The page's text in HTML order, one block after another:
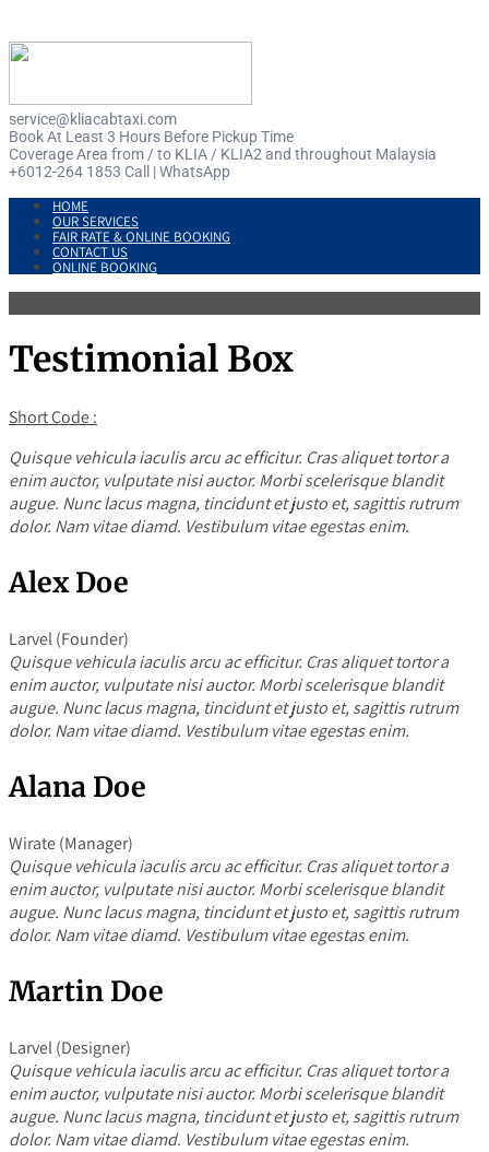
service@kliacabtaxi.com
Book At Least 3 Hours Before Pickup Time
Coverage Area from / to KLIA / KLIA2 and throughout Malaysia
+6012-264 1853 Call | WhatsApp
HOME
OUR SERVICES
FAIR RATE & ONLINE BOOKING
CONTACT US
ONLINE BOOKING
Testimonial Box
Short Code :
Quisque vehicula iaculis arcu ac efficitur. Cras aliquet tortor a
enim auctor, vulputate nisi auctor. Morbi scelerisque blandit
augue. Nunc lacus magna, tincidunt et justo et, sagittis rutrum
dolor. Nam vitae diamd. Vestibulum vitae egestas enim.
Alex Doe
Larvel (Founder)
Quisque vehicula iaculis arcu ac efficitur. Cras aliquet tortor a
enim auctor, vulputate nisi auctor. Morbi scelerisque blandit
augue. Nunc lacus magna, tincidunt et justo et, sagittis rutrum
dolor. Nam vitae diamd. Vestibulum vitae egestas enim.
Alana Doe
Wirate (Manager)
Quisque vehicula iaculis arcu ac efficitur. Cras aliquet tortor a
enim auctor, vulputate nisi auctor. Morbi scelerisque blandit
augue. Nunc lacus magna, tincidunt et justo et, sagittis rutrum
dolor. Nam vitae diamd. Vestibulum vitae egestas enim.
Martin Doe
Larvel (Designer)
Quisque vehicula iaculis arcu ac efficitur. Cras aliquet tortor a
enim auctor, vulputate nisi auctor. Morbi scelerisque blandit
augue. Nunc lacus magna, tincidunt et justo et, sagittis rutrum
dolor. Nam vitae diamd. Vestibulum vitae egestas enim.